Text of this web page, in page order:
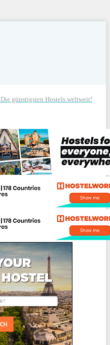
Die günstigsten Hostels weltweit!